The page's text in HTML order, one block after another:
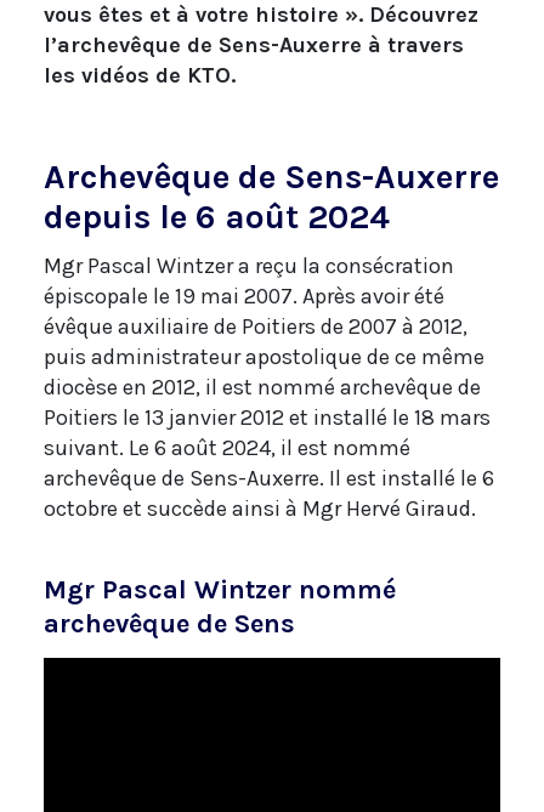
vous êtes et à votre histoire ». Découvrez
l’archevêque de Sens-Auxerre à travers
les vidéos de KTO.
Archevêque de Sens-Auxerre
depuis le 6 août 2024
Mgr Pascal Wintzer a reçu la consécration
épiscopale le 19 mai 2007. Après avoir été
évêque auxiliaire de Poitiers de 2007 à 2012,
puis administrateur apostolique de ce même
diocèse en 2012, il est nommé archevêque de
Poitiers le 13 janvier 2012 et installé le 18 mars
suivant. Le 6 août 2024, il est nommé
archevêque de Sens-Auxerre. Il est installé le 6
octobre et succède ainsi à Mgr Hervé Giraud.
Mgr Pascal Wintzer nommé
archevêque de Sens